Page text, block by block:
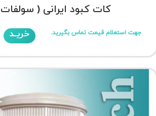
کات کبود ایرانی (
جهت استعلام قیمت تماس بگیرید. خریـد